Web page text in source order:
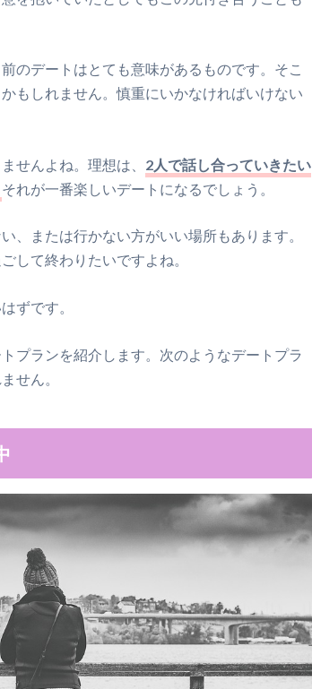
のデートはとても意味があるものです。そこ
もしれません。慎重にいかなければいけない
せんよね。理想は、 2人で話し合っていきたい
それが一番楽しいデートになるでしょう。
、または行かない方がいい場所もあります。
して終わりたいですよね。
ずです。
プランを紹介します。次のようなデートプラ
せん。